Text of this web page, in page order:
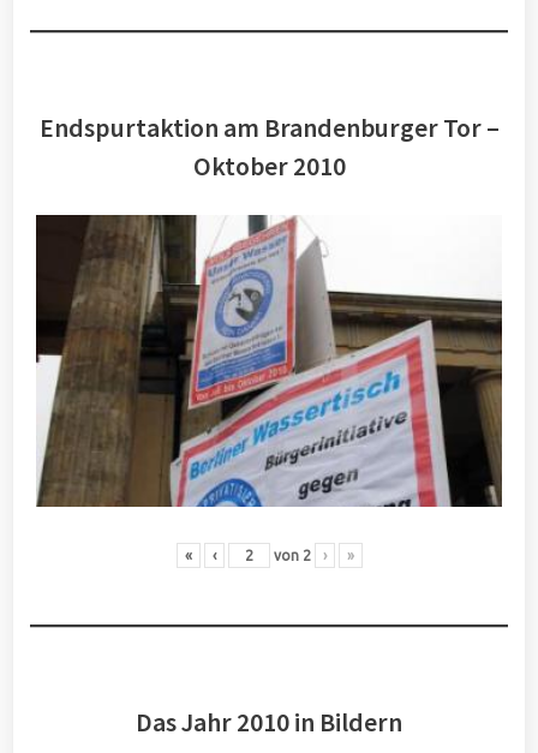
Endspurtaktion am Brandenburger Tor –
Oktober 2010
« ‹ von 2 › »
Das Jahr 2010 in Bildern